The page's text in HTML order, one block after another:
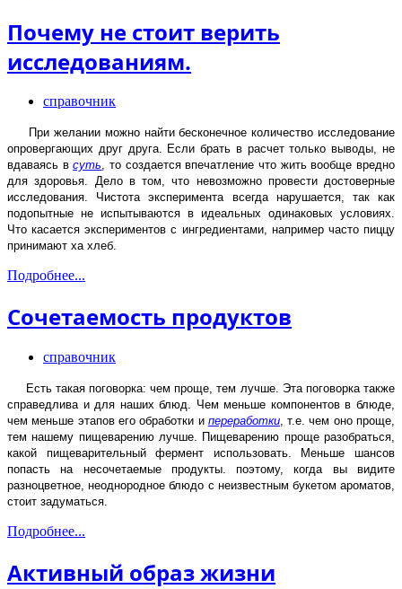
Почему не стоит верить
исследованиям.
справочник
При желании можно найти бесконечное количество исследование
опровергающих друг друга. Если брать в расчет только выводы, не
вдаваясь всуть, то создается впечатление что жить вообще вредно
для здоровья. Дело в том, что невозможно провести достоверные
исследования. Чистота эксперимента всегда нарушается, так как
подопытные не испытываются в идеальных одинаковых условиях.
Что касается экспериментов с ингредиентами, например часто пиццу
принимают ха хлеб.
Подробнее...
Сочетаемость продуктов
справочник
Есть такая поговорка: чем проще, тем лучше. Эта поговорка также
справедлива и для наших блюд. Чем меньше компонентов в блюде,
чем меньше этапов его обработки и переработки, т.е. чем оно проще,
тем нашему пищеварению лучше. Пищеварению проще разобраться,
какой пищеварительный фермент использовать. Меньше шансов
попасть на несочетаемые продукты. поэтому, когда вы видите
разноцветное, неоднородное блюдо с неизвестным букетом ароматов,
стоит задуматься.
Подробнее...
Активный образ жизни